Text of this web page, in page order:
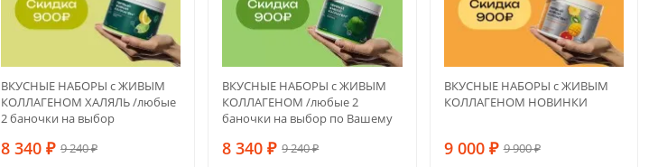
ВКУСНЫЕ НАБОРЫ с ЖИВЫМ
КОЛЛАГЕНОМ ХАЛЯЛЬ /любые
2 баночки на выбор
8 340 ₽ 9 240₽
ВКУСНЫЕ НАБОРЫ с ЖИВЫМ
КОЛЛАГЕНОМ /любые 2
баночки на выбор по Вашему
8 340₽ 9 240₽
ВКУСНЫЕ НАБОРЫ с ЖИВЫМ
КОЛЛАГЕНОМ НОВИНКИ
9 000 ₽ 9 900₽